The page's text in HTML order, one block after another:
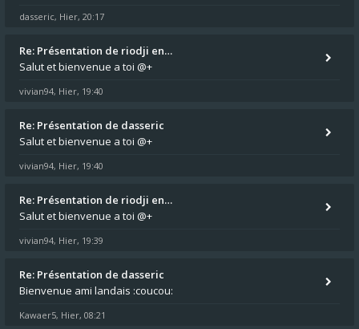
dasseric, Hier, 20:17
Re: Présentation de riodji en…
Salut et bienvenue a toi @+
vivian94, Hier, 19:40
Re: Présentation de dasseric
Salut et bienvenue a toi @+
vivian94, Hier, 19:40
Re: Présentation de riodji en…
Salut et bienvenue a toi @+
vivian94, Hier, 19:39
Re: Présentation de dasseric
Bienvenue ami landais :coucou:
Kawaer5, Hier, 08:21